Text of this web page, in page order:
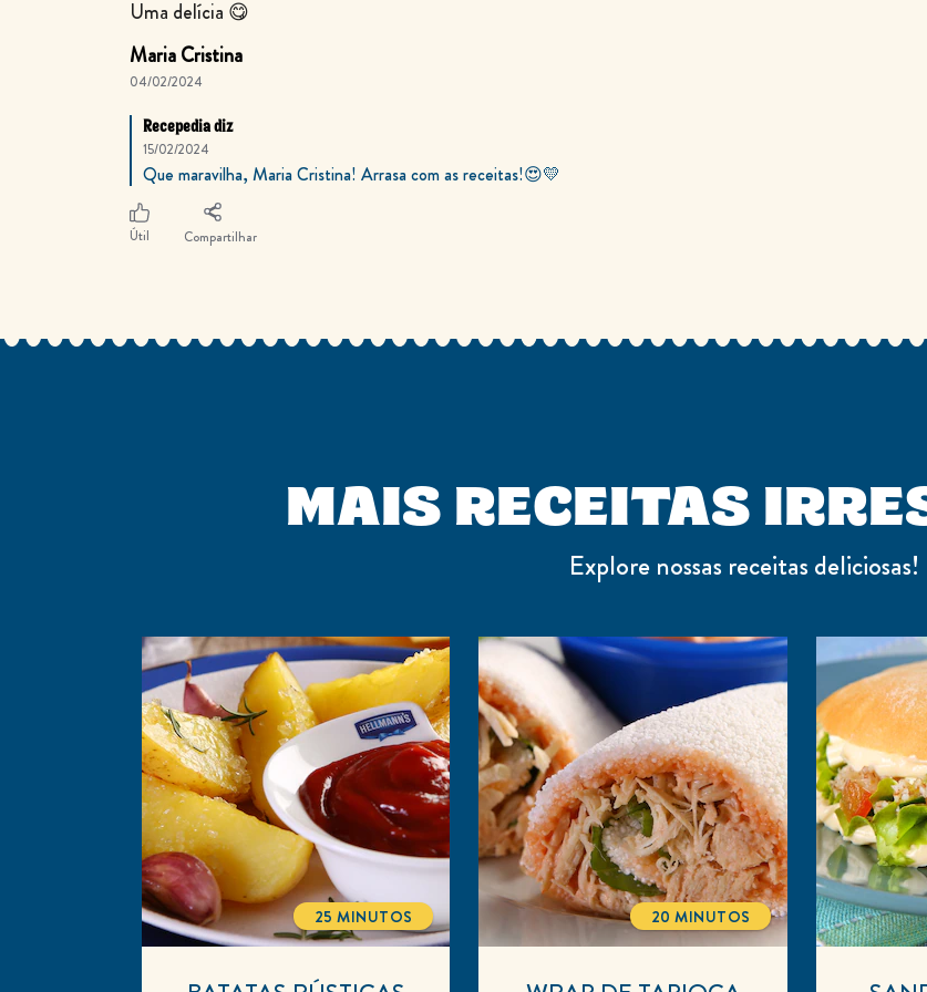
Uma delícia 😋
Maria Cristina
04/02/2024
Recepedia diz
15/02/2024
Que maravilha, Maria Cristina! Arrasa com as receitas!😍💛
Útil Compartilhar
MAIS RECEITAS
Explore nossas receitas deliciosas!
TOTALTIME
25 MINUTOS TOTALTIME
20 MINUTOS